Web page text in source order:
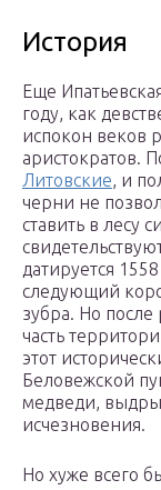
История
Еще
году, как
испокон веков
аристократов.
Литовские, и
черни не
ставить в лесу
датируется
следующий
зубра. Но после
часть
этот
Беловежской
медведи,
исчезновения.
Но хуже всего